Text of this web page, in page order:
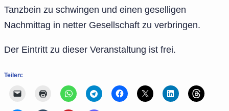
Tanzbein zu schwingen und einen geselligen
Nachmittag in netter Gesellschaft zu verbringen.
Der Eintritt zu dieser Veranstaltung ist frei.
Teilen: